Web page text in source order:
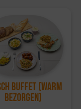
buffet (warm
bezorgen)